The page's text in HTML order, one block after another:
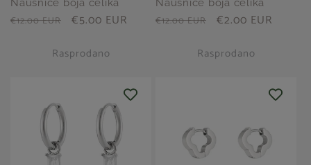
Naušnice boja čelika
Redovna
€12.00 EUR
Prodajna
€5.00 EUR
Rasprodano
Naušnice boja čelika
Redovna
€12.00 EUR
Prodajna
€2.00 EUR
Rasprodano